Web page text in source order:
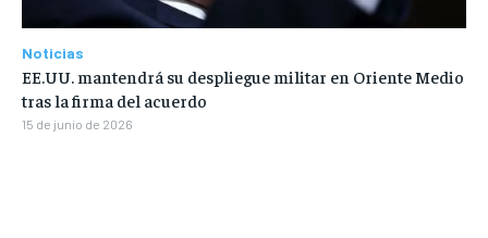
Noticias
EE.UU. mantendrá su despliegue militar en Oriente Medio
tras la firma del acuerdo
15 de junio de 2026